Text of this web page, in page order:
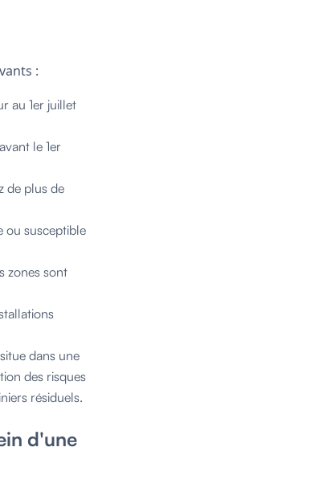
:
au 1er juillet
le 1er
de plus de
ou susceptible
zones sont
dans une
des risques
résiduels.
d'une